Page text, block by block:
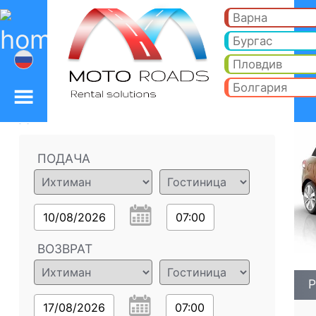
Рено Клио Гранд Тур
Варна
Бургас
Пловдив
Болгария
ПОДАЧА
10/08/2026 07:00
ВОЗВРАТ
17/08/2026 07:00